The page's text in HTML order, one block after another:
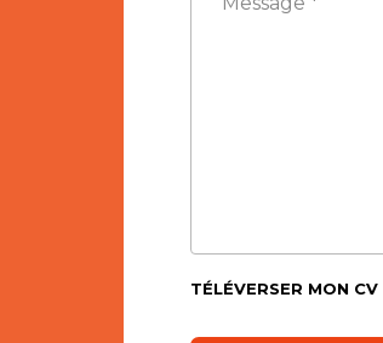
TÉLÉVERSER MON CV